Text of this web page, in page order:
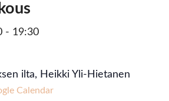
- 19:30
ilta, Heikki Yli-Hietanen
Calendar